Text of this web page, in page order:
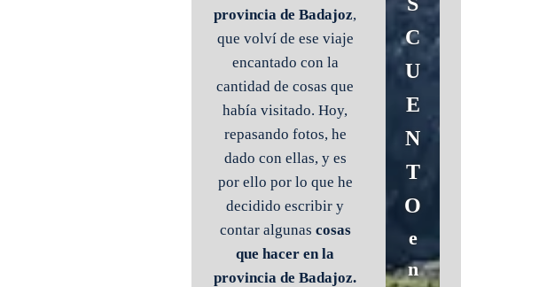
provincia de Badajoz,
que volví de ese viaje
encantado con la
cantidad de cosas que
había visitado. Hoy,
repasando fotos, he
dado con ellas, y es
por ello por lo que he
decidido escribir y
contar algunas cosas
que hacer en la
provincia de Badajoz.
C
U
E
N
T
O
e
n